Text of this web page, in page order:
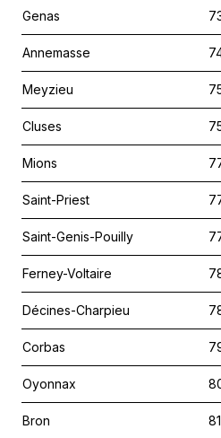
Genas
Annemasse
Meyzieu
Cluses
Mions
Saint-Priest
Saint-Genis-Pouilly
Ferney-Voltaire
Décines-Charpieu
Corbas
Oyonnax
Bron 81